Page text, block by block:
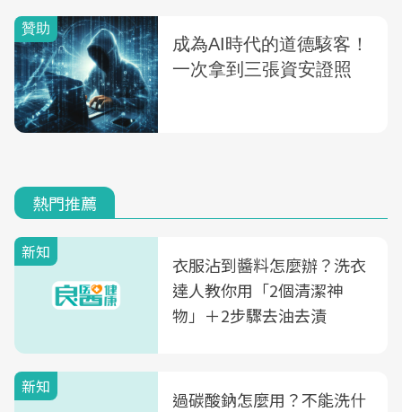
熱門推薦
新知
衣服沾到醬料怎麼辦？洗衣
達人教你用「2個清潔神
物」＋2步驟去油去漬
新知
過碳酸鈉怎麼用？不能洗什